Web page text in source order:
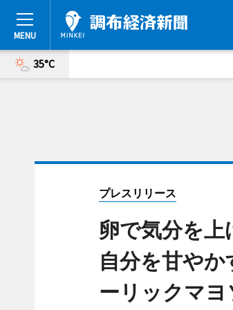
35°C
プレスリリース
卵で気分を上
自分を甘や
ーリックマ